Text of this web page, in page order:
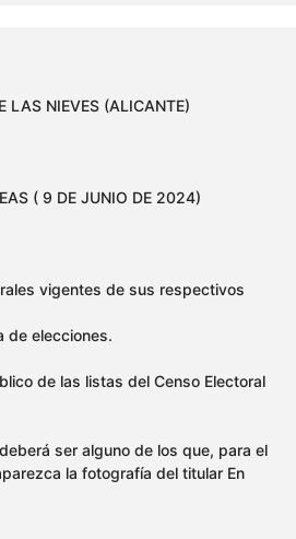
LAS NIEVES (ALICANTE)
( 9 DE JUNIO DE 2024)
vigentes de sus respectivos
de elecciones.
de las listas del Censo Electoral
ser alguno de los que, para el
la fotografía del titular En